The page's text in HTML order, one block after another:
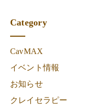
Category
CavMAX
イベント情報
お知らせ
クレイセラピー